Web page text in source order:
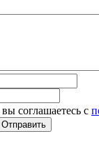
соглашаетесь с
Отправить